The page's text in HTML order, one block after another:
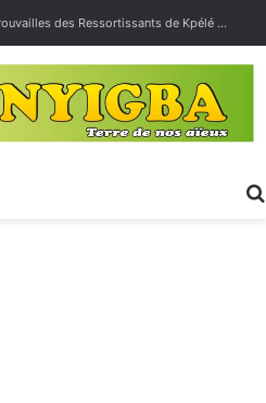
1ère Édition des Grandes Retrouvailles des Ressortissants de Kpélé Govié Apégamé / Sokpé